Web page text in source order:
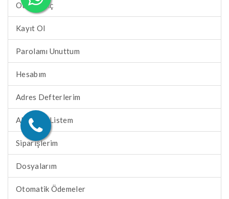
Oturum Aç
Kayıt Ol
Parolamı Unuttum
Hesabım
Adres Defterlerim
Alışveriş Listem
Siparişlerim
Dosyalarım
Otomatik Ödemeler